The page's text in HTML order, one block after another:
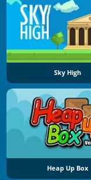
Sky High
Heap Up Box